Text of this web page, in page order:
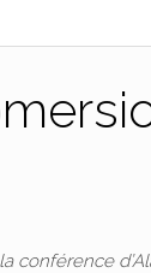
conférence